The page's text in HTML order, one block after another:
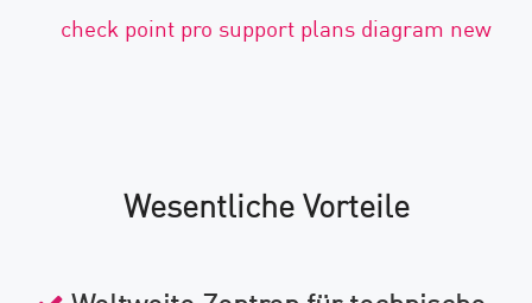
Wesentliche Vorteile